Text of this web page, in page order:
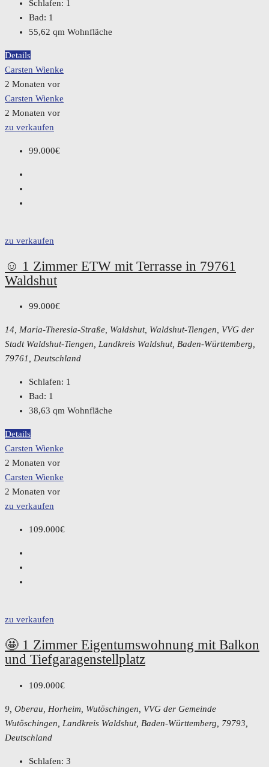
Schlafen: 1
Bad: 1
55,62 qm Wohnfläche
Details
Carsten Wienke
2 Monaten vor
Carsten Wienke
2 Monaten vor
zu verkaufen
99.000€
zu verkaufen
☺️ 1 Zimmer ETW mit Terrasse in 79761
Waldshut
99.000€
14, Maria-Theresia-Straße, Waldshut, Waldshut-Tiengen, VVG der
Stadt Waldshut-Tiengen, Landkreis Waldshut, Baden-Württemberg,
79761, Deutschland
Schlafen: 1
Bad: 1
38,63 qm Wohnfläche
Details
Carsten Wienke
2 Monaten vor
Carsten Wienke
2 Monaten vor
zu verkaufen
109.000€
zu verkaufen
🤩 1 Zimmer Eigentumswohnung mit Balkon
und Tiefgaragenstellplatz
109.000€
9, Oberau, Horheim, Wutöschingen, VVG der Gemeinde
Wutöschingen, Landkreis Waldshut, Baden-Württemberg, 79793,
Deutschland
Schlafen: 3